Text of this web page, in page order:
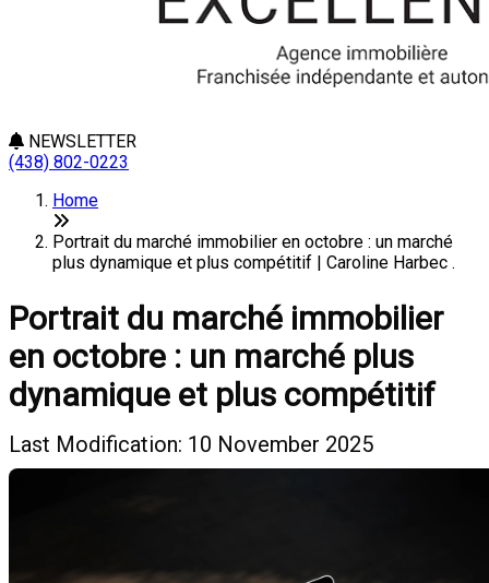
NEWSLETTER
(438) 802-0223
Home
Portrait du marché immobilier en octobre : un marché
plus dynamique et plus compétitif | Caroline Harbec .
Portrait du marché immobilier
en octobre : un marché plus
dynamique et plus compétitif
Last Modification: 10 November 2025